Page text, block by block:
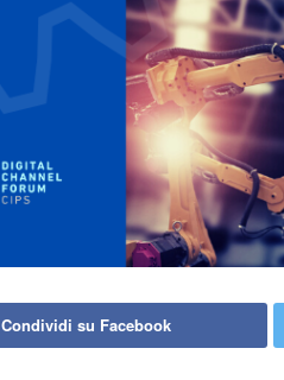
Condividi su Facebook